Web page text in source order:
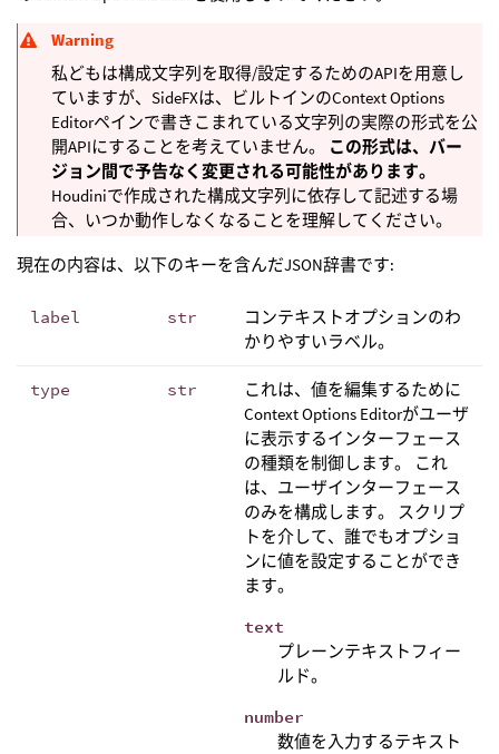
Warning
私どもは構成文字列を取得/設定するためのAPIを用意し
ていますが、SideFXは、ビルトインのContext Options
Editorペインで書きこまれている文字列の実際の形式を公
開APIにすることを考えていません。
この形式は、バー
ジョン間で予告なく変更される可能性があります。
Houdiniで作成された構成文字列に依存して記述する場
合、いつか動作しなくなることを理解してください。
現在の内容は、以下のキーを含んだJSON辞書です:
label str
コンテキストオプションのわ
かりやすいラベル。
type str
これは、値を編集するために
Context Options Editorがユーザ
に表示するインターフェース
の種類を制御します。 これ
は、ユーザインターフェース
のみを構成します。 スクリプ
トを介して、誰でもオプショ
ンに値を設定することができ
ます。
text
プレーンテキストフィー
ルド。
number
数値を入力するテキスト